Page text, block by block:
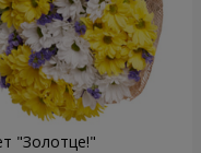
"Золотце!"